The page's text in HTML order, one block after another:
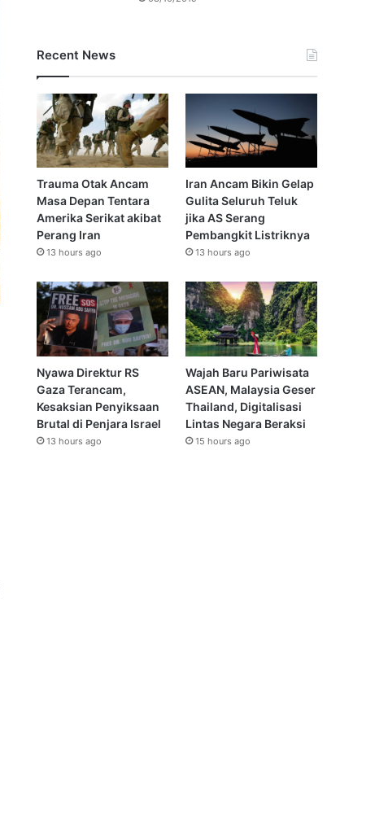
Recent News
Trauma Otak Ancam
Masa Depan Tentara
Amerika Serikat akibat
Perang Iran
13 hours ago
Iran Ancam Bikin Gelap
Gulita Seluruh Teluk
jika AS Serang
Pembangkit Listriknya
13 hours ago
Nyawa Direktur RS
Gaza Terancam,
Kesaksian Penyiksaan
Brutal di Penjara Israel
13 hours ago
Wajah Baru Pariwisata
ASEAN, Malaysia Geser
Thailand, Digitalisasi
Lintas Negara Beraksi
15 hours ago